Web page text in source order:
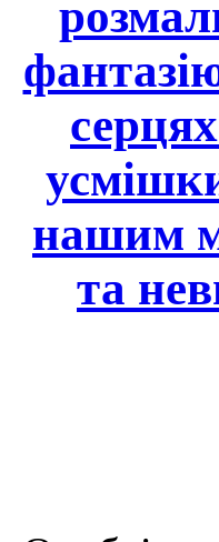
нашим
та